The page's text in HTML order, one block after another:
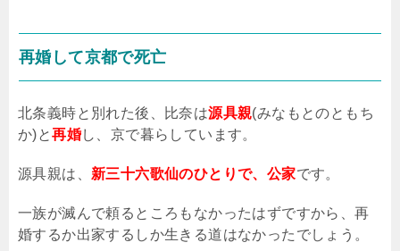
再婚して京都で死亡
北条義時と別れた後、比奈は源具親(みなもとのともち
か)と再婚し、京で暮らしています。
源具親は、 新三十六歌仙のひとりで、公家です。
一族が滅んで頼るところもなかったはずですから、再
婚するか出家するしか生きる道はなかったでしょう。